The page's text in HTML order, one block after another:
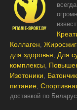
Коллаген,
для здоровья, Для
комплексы,
Изотоники,
питание,
доставкой по